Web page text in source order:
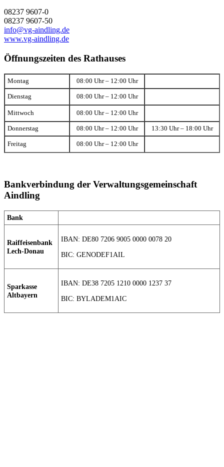
08237 9607-0
08237 9607-50
info@vg-aindling.de
www.vg-aindling.de
Öffnungszeiten des Rathauses
Montag 08:00 Uhr – 12:00 Uhr
Dienstag 08:00 Uhr – 12:00 Uhr
Mittwoch 08:00 Uhr – 12:00 Uhr
Donnerstag 08:00 Uhr – 12:00 Uhr 13:30 Uhr – 18:00 Uhr
Freitag 08:00 Uhr – 12:00 Uhr
Bankverbindung der Verwaltungsgemeinschaft
Aindling
Bank
Raiffeisenbank
Lech-Donau
IBAN: DE80 7206 9005 0000 0078 20
BIC: GENODEF1AIL
Sparkasse
Altbayern
IBAN: DE38 7205 1210 0000 1237 37
BIC: BYLADEM1AIC